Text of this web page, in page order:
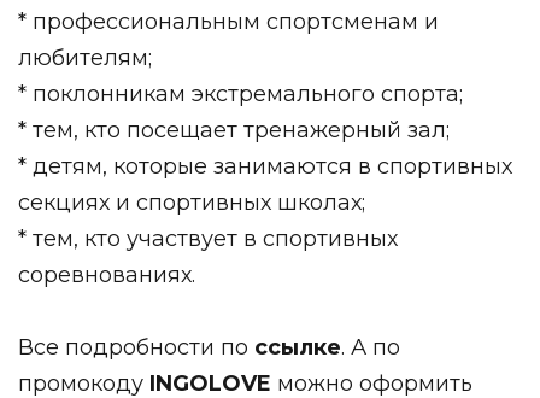
* профессиональным спортсменам и
любителям;
* поклонникам экстремального спорта;
* тем, кто посещает тренажерный зал;
* детям, которые занимаются в спортивных
секциях и спортивных школах;
* тем, кто участвует в спортивных
соревнованиях.
Все подробности по ссылке. А по
промокоду INGOLOVE можно оформить